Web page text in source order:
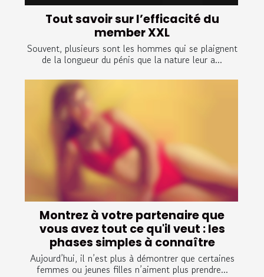
Tout savoir sur l’efficacité du
member XXL
Souvent, plusieurs sont les hommes qui se plaignent
de la longueur du pénis que la nature leur a...
Montrez à votre partenaire que
vous avez tout ce qu'il veut : les
phases simples à connaître
Aujourd’hui, il n’est plus à démontrer que certaines
femmes ou jeunes filles n’aiment plus prendre...